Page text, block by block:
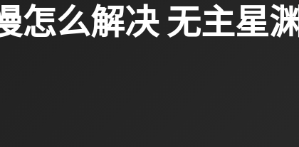
怎么解决 无主星渊